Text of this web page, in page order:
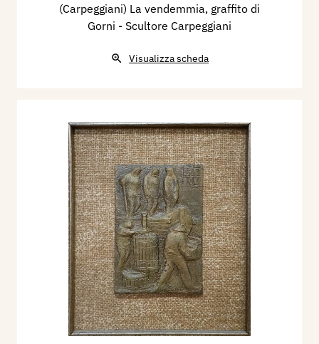
(Carpeggiani) La vendemmia, graffito di
Gorni - Scultore Carpeggiani
Visualizza scheda